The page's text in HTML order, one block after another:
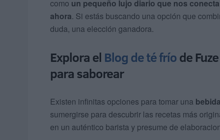
como un pequeño lujo diario que nos
ahora. Si estás buscando una opción que
duda, una elección ganadora.
Explora el Blog de té frío de
para saborear
Existen infinitas opciones para tomar una
sumergirse para descubrir las recetas más
en un auténtico barista y presume de